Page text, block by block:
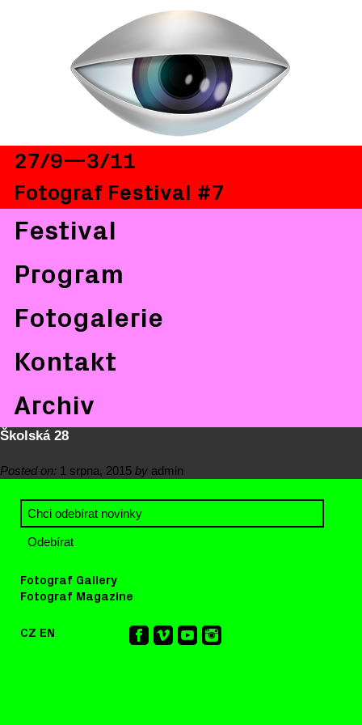
27/9—3/11
Fotograf Festival #7
Festival
Program
Fotogalerie
Kontakt
Archiv
Školská 28
Posted on: 1 srpna, 2015 by admin
Fotograf Gallery
Fotograf Magazine
CZ EN